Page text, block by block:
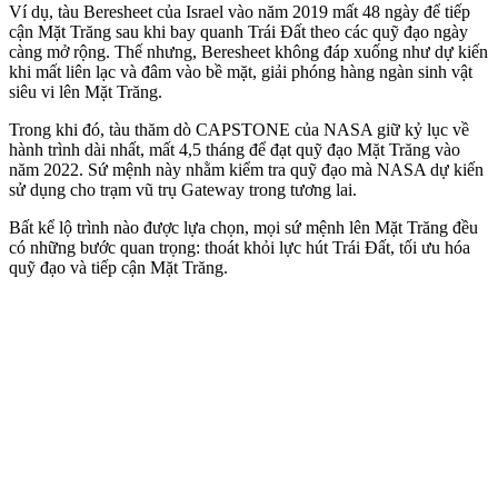
Ví dụ, tàu Beresheet của Israel vào năm 2019 mất 48 ngày để tiếp
cận Mặt Trăng sau khi bay quanh Trái Đất theo các quỹ đạo ngày
càng mở rộng. Thế nhưng, Beresheet không đáp xuống như dự kiến
khi mất liên lạc và đâm vào bề mặt, giải phóng hàng ngàn sinh vật
siêu vi lên Mặt Trăng.
Trong khi đó, tàu thăm dò CAPSTONE của NASA giữ kỷ lục về
hành trình dài nhất, mất 4,5 tháng để đạt quỹ đạo Mặt Trăng vào
năm 2022. Sứ mệnh này nhằm kiểm tra quỹ đạo mà NASA dự kiến
sử dụng cho trạm vũ trụ Gateway trong tương lai.
Bất kể lộ trình nào được lựa chọn, mọi sứ mệnh lên Mặt Trăng đều
có những bước quan trọng: thoát khỏi lực hút Trái Đất, tối ưu hóa
quỹ đạo và tiếp cận Mặt Trăng.